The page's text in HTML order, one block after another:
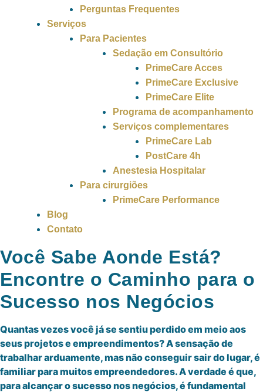
Perguntas Frequentes
Serviços
Para Pacientes
Sedação em Consultório
PrimeCare Acces
PrimeCare Exclusive
PrimeCare Elite
Programa de acompanhamento
Serviços complementares
PrimeCare Lab
PostCare 4h
Anestesia Hospitalar
Para cirurgiões
PrimeCare Performance
Blog
Contato
Você Sabe Aonde Está?
Encontre o Caminho para o
Sucesso nos Negócios
Quantas vezes você já se sentiu perdido em meio aos
seus projetos e empreendimentos? A sensação de
trabalhar arduamente, mas não conseguir sair do lugar, é
familiar para muitos empreendedores. A verdade é que,
para alcançar o sucesso nos negócios, é fundamental